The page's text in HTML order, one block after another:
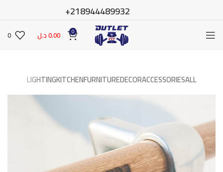
218944489932+
0
0.00د.ل 0
ALL
ACCESSORIES
DECOR
FURNITURE
KITCHEN
LIGHTING